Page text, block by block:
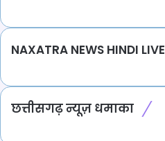
NAXATRA NEWS HINDI LIVE
छत्तीसगढ़ न्यूज़ धमाका